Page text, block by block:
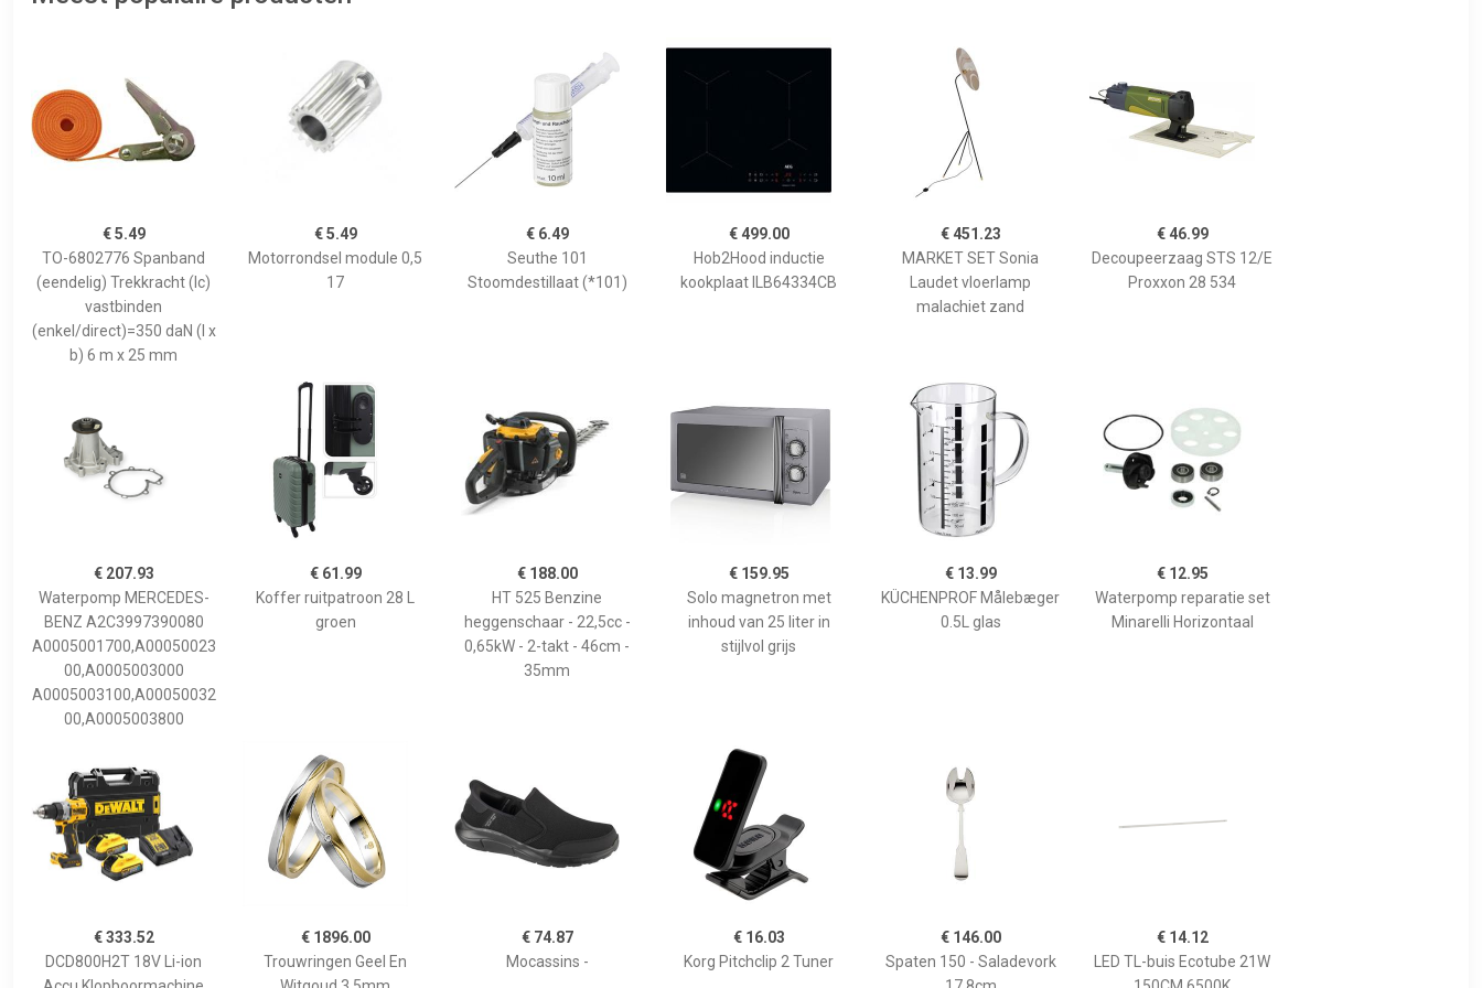
€ 5.49
TO-6802776 Spanband
(eendelig) Trekkracht (lc)
vastbinden
(enkel/direct)=350 daN (l x
b) 6 m x 25 mm
€ 5.49
Motorrondsel module 0,5
17
€ 6.49
Seuthe 101
Stoomdestillaat (*101)
€ 499.00
Hob2Hood inductie
kookplaat ILB64334CB
€ 451.23
MARKET SET Sonia
Laudet vloerlamp
malachiet zand
€ 46.99
Decoupeerzaag STS 12/E
Proxxon 28 534
€ 207.93
Waterpomp MERCEDES-
BENZ A2C3997390080
A0005001700,A00050023
00,A0005003000
A0005003100,A00050032
00,A0005003800
€ 61.99
Koffer ruitpatroon 28 L
groen
€ 188.00
HT 525 Benzine
heggenschaar - 22,5cc -
0,65kW - 2-takt - 46cm -
35mm
€ 159.95
Solo magnetron met
inhoud van 25 liter in
stijlvol grijs
€ 13.99
KÜCHENPROF Målebæger
0.5L glas
€ 12.95
Waterpomp reparatie set
Minarelli Horizontaal
€ 333.52
DCD800H2T 18V Li-ion
€ 1896.00
Trouwringen Geel En
€ 74.87
Mocassins -
€ 16.03
Korg Pitchclip 2 Tuner
€ 146.00
Spaten 150 - Saladevork
€ 14.12
LED TL-buis Ecotube 21W